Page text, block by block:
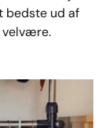
bedste ud af
velvære.